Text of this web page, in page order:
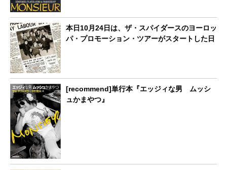
本日10月24日は、ザ・スパイダースのヨーロッ
パ・プロモーション・ツアーがスタートした日
[recommend]単行本『エッジィな男 ムッシ
ュかまやつ』